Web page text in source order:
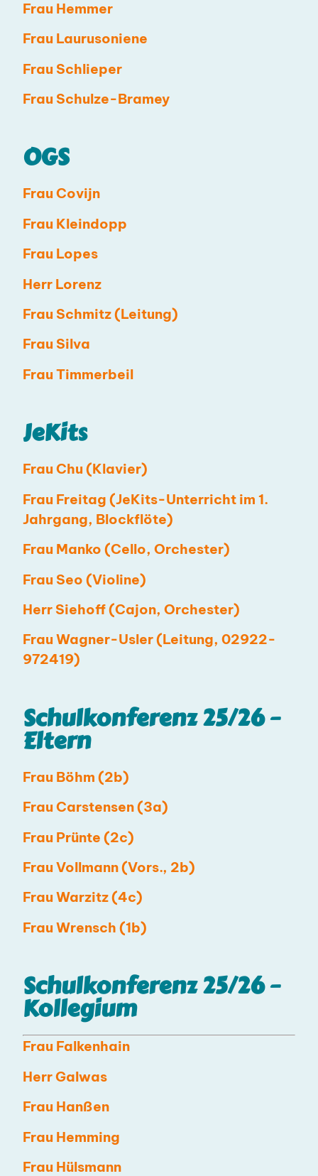
Frau Hemmer
Frau Laurusoniene
Frau Schlieper
Frau Schulze-Bramey
OGS
Frau Covijn
Frau Kleindopp
Frau Lopes
Herr Lorenz
Frau Schmitz (Leitung)
Frau Silva
Frau Timmerbeil
JeKits
Frau Chu (Klavier)
Frau Freitag (JeKits-Unterricht im 1.
Jahrgang, Blockflöte)
Frau Manko (Cello, Orchester)
Frau Seo (Violine)
Herr Siehoff (Cajon, Orchester)
Frau Wagner-Usler (Leitung, 02922-
972419)
Schulkonferenz 25/26 –
Eltern
Frau Böhm (2b)
Frau Carstensen (3a)
Frau Prünte (2c)
Frau Vollmann (Vors., 2b)
Frau Warzitz (4c)
Frau Wrensch (1b)
Schulkonferenz 25/26 –
Kollegium
Frau Falkenhain
Herr Galwas
Frau Hanßen
Frau Hemming
Frau Hülsmann